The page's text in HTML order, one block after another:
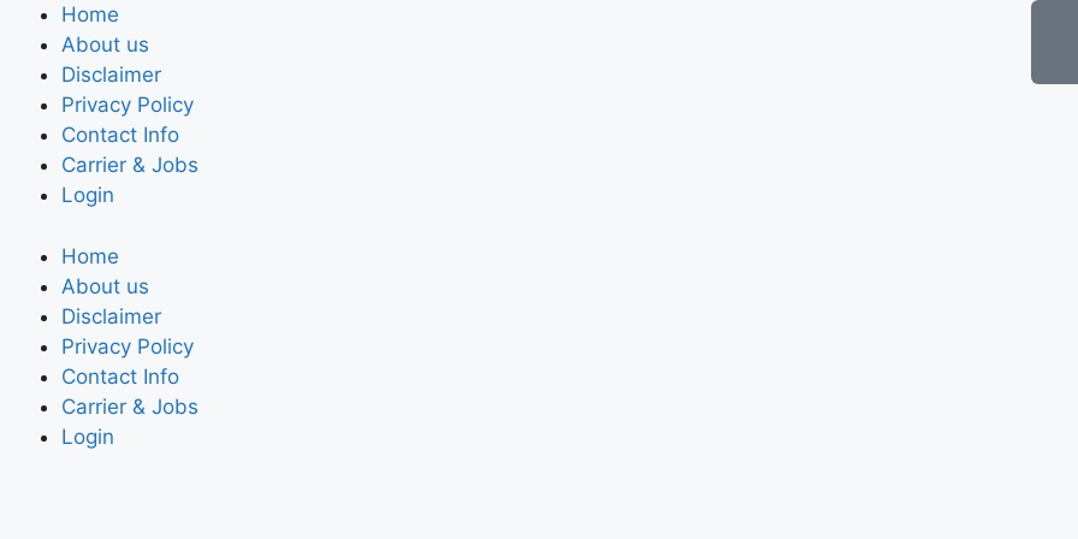
Home
About us
Disclaimer
Privacy Policy
Contact Info
Carrier & Jobs
Login
Home
About us
Disclaimer
Privacy Policy
Contact Info
Carrier & Jobs
Login